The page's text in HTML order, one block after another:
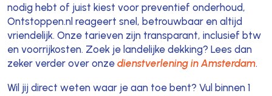
nodig hebt of juist kiest voor preventief onderhoud,
Ontstoppen.nl reageert snel, betrouwbaar en altijd
vriendelijk. Onze tarieven zijn transparant, inclusief btw
en voorrijkosten. Zoek je landelijke dekking? Lees dan
zeker verder over onze dienstverlening in Amsterdam.
Wil jij direct weten waar je aan toe bent? Vul binnen 1